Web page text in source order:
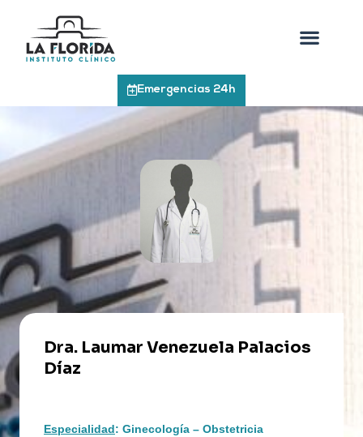
Emergencias 24h
Dra. Laumar Venezuela Palacios
Díaz
Especialidad: Ginecología – Obstetricia